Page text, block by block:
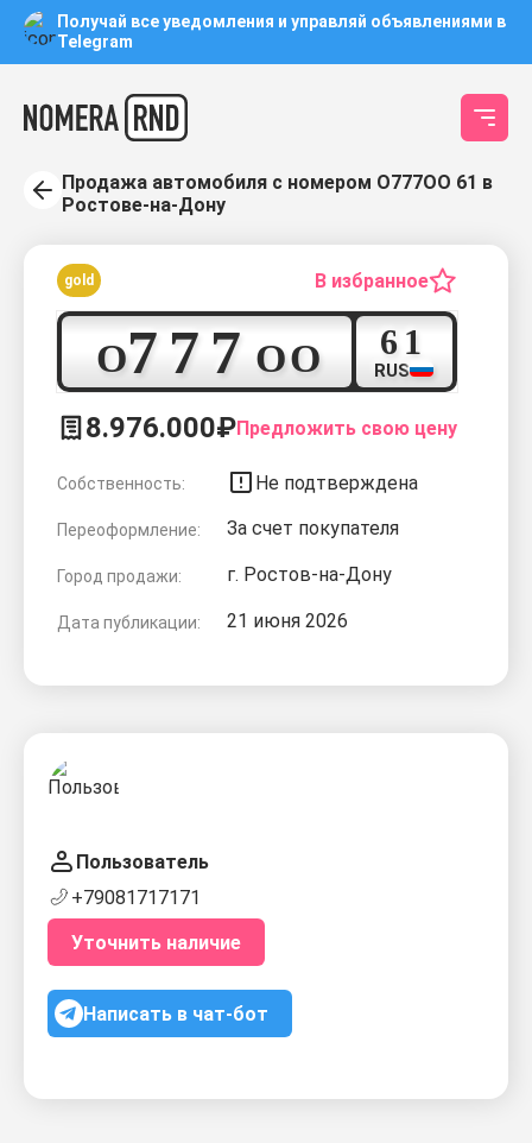
Получай все уведомления и управляй объявлениями в
Telegram
Продажа автомобиля с номером О777ОО 61 в
Ростове-на-Дону
gold В избранное
О7
7
7
О
О 61
RUS
8.976.000₽Предложить свою цену
Собственность: Не подтверждена
Переоформление: За счет покупателя
Город продажи: г. Ростов-на-Дону
Дата публикации: 21 июня 2026
Пользователь
+79081717171
Уточнить наличие
Написать в чат-бот